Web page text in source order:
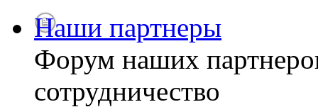
Наши партнеры
Форум наших
сотрудничество